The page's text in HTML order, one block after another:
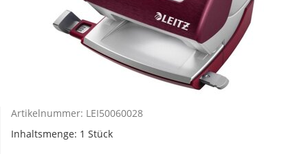
Artikelnummer: LEI50060028
Inhaltsmenge: 1 Stück